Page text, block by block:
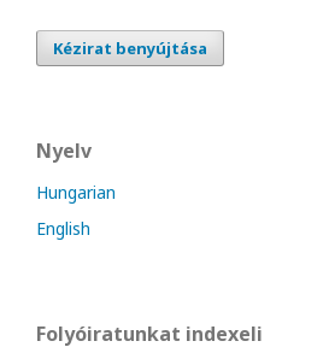
Kézirat benyújtása
Nyelv
Hungarian
English
Folyóiratunkat indexeli